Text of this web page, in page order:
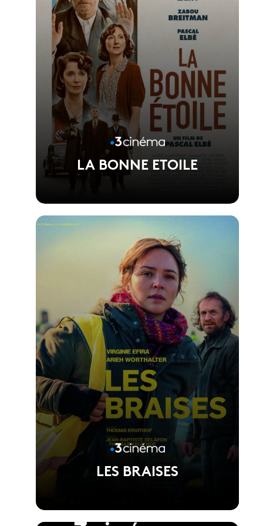
LA BONNE ETOILE
Voir la fiche du film
LES BRAISES